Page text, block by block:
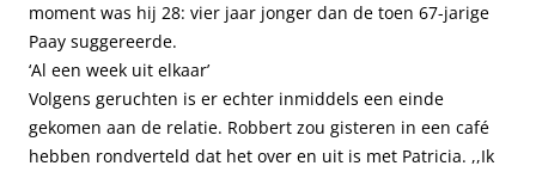
moment was hij 28: vier jaar jonger dan de toen 67-jarige
Paay suggereerde.
‘Al een week uit elkaar’
Volgens geruchten is er echter inmiddels een einde
gekomen aan de relatie. Robbert zou gisteren in een café
hebben rondverteld dat het over en uit is met Patricia. ,,Ik